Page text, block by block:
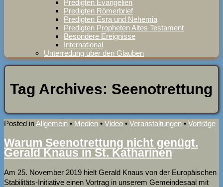
Predigten Evangelien
Predigten Römerbrief
Predigten Esra und Nehemia
Predigten Propheten Altes Testament
Besondere Ereignisse
International
Unterredung über den Glauben
Tag Archives: Seenotrettung
Posted inAllgemein • Medien • Video • Veranstaltungen • Vorträge
Warum Seenotrettung nicht genügt.
Gerald Knaus in St. Katharinen
Am 25. November 2019 hielt Gerald Knaus von der Europäischen
Stabilitäts-Initiative einen Vortrag in unserem Gemeindesaal mit